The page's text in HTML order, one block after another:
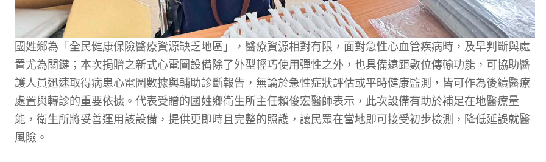
國姓鄉為「全民健康保險醫療資源缺乏地區」，醫療資源相對有限，面對急性心血管疾病時，及早判斷與處
置尤為關鍵；本次捐贈之新式心電圖設備除了外型輕巧使用彈性之外，也具備遠距數位傳輸功能，可協助醫
護人員迅速取得病患心電圖數據與輔助診斷報告，無論於急性症狀評估或平時健康監測，皆可作為後續醫療
處置與轉診的重要依據。代表受贈的國姓鄉衛生所主任賴俊宏醫師表示，此次設備有助於補足在地醫療量
能，衛生所將妥善運用該設備，提供更即時且完整的照護，讓民眾在當地即可接受初步檢測，降低延誤就醫
風險。